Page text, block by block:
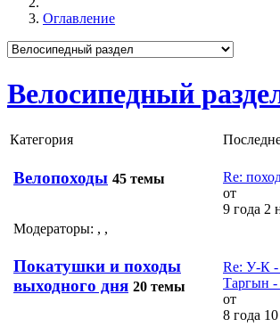
Оглавление
Велосипедный
Категория
Велопоходы 45 темы
Модераторы: , ,
Re:
от
9 года 2
Покатушки и походы
выходного дня 20 темы
Re: У-К
Таргын
от
8 года